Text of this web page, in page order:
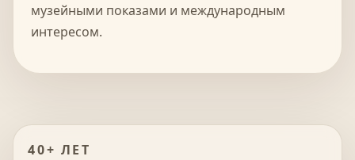
музейными показами и международным
интересом.
40+ ЛЕТ